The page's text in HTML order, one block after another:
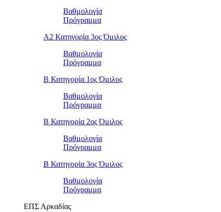
Βαθμολογία
Πρόγραμμα
Α2 Κατηγορία 3ος Όμιλος
Βαθμολογία
Πρόγραμμα
Β Κατηγορία 1ος Όμιλος
Βαθμολογία
Πρόγραμμα
Β Κατηγορία 2ος Όμιλος
Βαθμολογία
Πρόγραμμα
Β Κατηγορία 3ος Όμιλος
Βαθμολογία
Πρόγραμμα
ΕΠΣ Αρκαδίας